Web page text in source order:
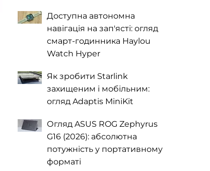
Доступна автономна
навігація на зап'ясті: огляд
смарт-годинника Haylou
Watch Hyper
Як зробити Starlink
захищеним і мобільним:
огляд Adaptis MiniKit
Огляд ASUS ROG Zephyrus
G16 (2026): абсолютна
потужність у портативному
форматі